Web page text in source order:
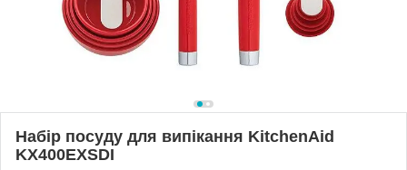
Набір посуду для випікання KitchenAid
KX400EXSDI